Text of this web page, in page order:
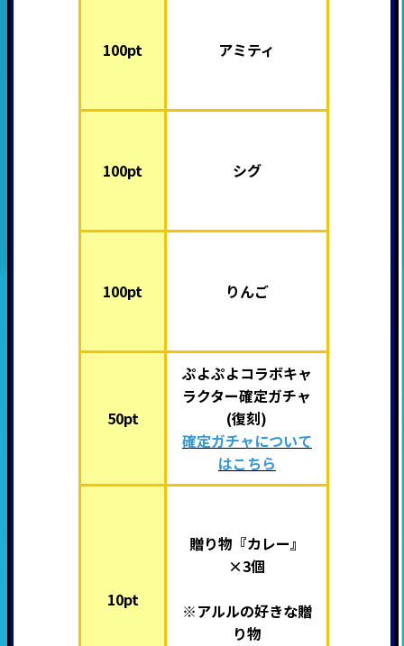
100pt アミティ
100pt シグ
100pt りんご
50pt
ぷよぷよコラボキャ
ラクター確定ガチャ
(復刻)
確定ガチャについて
はこちら
10pt
贈り物『カレー』
×3個
※アルルの好きな贈
り物